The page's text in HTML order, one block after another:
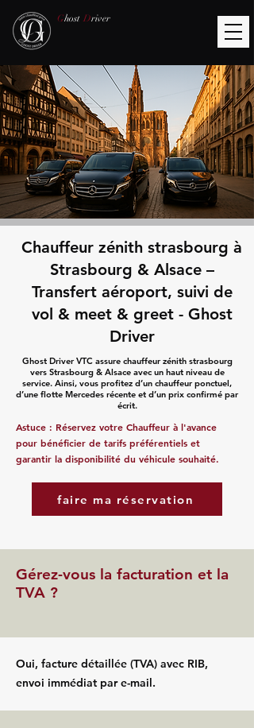
Ghost Driver
Chauffeur zénith strasbourg à
Strasbourg & Alsace –
Transfert aéroport, suivi de
vol & meet & greet - Ghost
Driver
Ghost Driver VTC assure chauffeur zénith strasbourg
vers Strasbourg & Alsace avec un haut niveau de
service. Ainsi, vous profitez d’un chauffeur ponctuel,
d’une flotte Mercedes récente et d’un prix confirmé par
écrit.
Astuce : Réservez votre Chauffeur à l'avance
pour bénéficier de tarifs préférentiels et
garantir la disponibilité du véhicule souhaité.
faire ma réservation
Gérez-vous la facturation et la
TVA ?
Oui, facture détaillée (TVA) avec RIB,
envoi immédiat par e-mail.